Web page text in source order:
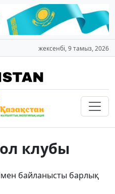
жексенбі, 9 тамыз, 2026
клубы
байланысты барлық